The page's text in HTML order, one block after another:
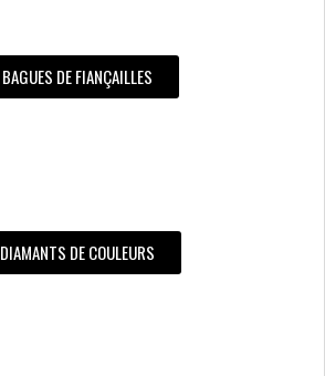
BAGUES DE FIANÇAILLES
DIAMANTS DE COULEURS